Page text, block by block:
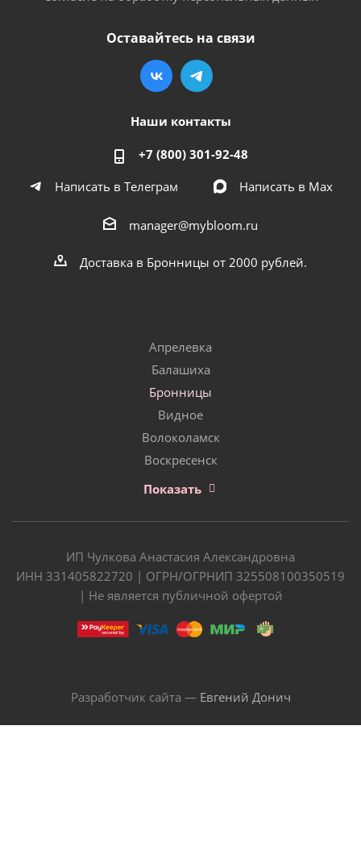
Оставайтесь на связи
Наши контакты
+7 (800) 301-92-48
Написать в Телеграм
Написать в Мах
manager@mybloom.ru
Доставка в Бронницы от 2000 рублей.
Апрелевка
Балашиха
Бронницы
Видное
Волоколамск
Воскресенск
Показать
ИП Чулкова Анастасия Александровна
ИНН 331405822720 | ОГРН/ОГРНИП 325508100350519
| Не является публичной офертой
Разработчик сайта — Евгений Донич